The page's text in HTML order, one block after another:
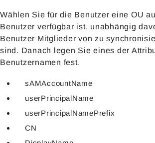
Wählen Sie für die Benutzer eine OU
Benutzer verfügbar ist, unabhängig
Benutzer Mitglieder von zu
sind. Danach legen Sie eines der
Benutzernamen fest.
sAMAccountName
userPrincipalName
userPrincipalNamePrefix
CN